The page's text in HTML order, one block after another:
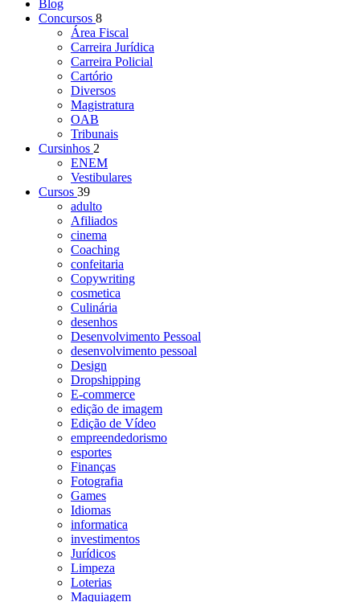
Blog
Concursos 8
Área Fiscal
Carreira Jurídica
Carreira Policial
Cartório
Diversos
Magistratura
OAB
Tribunais
Cursinhos 2
ENEM
Vestibulares
Cursos 39
adulto
Afiliados
cinema
Coaching
confeitaria
Copywriting
cosmetica
Culinária
desenhos
Desenvolvimento Pessoal
desenvolvimento pessoal
Design
Dropshipping
E-commerce
edição de imagem
Edição de Vídeo
empreendedorismo
esportes
Finanças
Fotografia
Games
Idiomas
informatica
investimentos
Jurídicos
Limpeza
Loterias
Maquiagem